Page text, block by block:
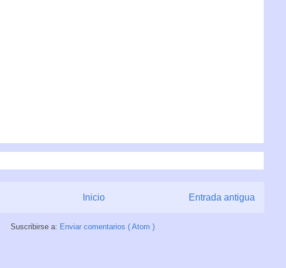
Entrada antigua
Inicio
Suscribirse a: Enviar comentarios ( Atom )